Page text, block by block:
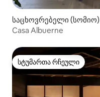
საცხოვრებელი (სომიო)
Casa Albuerne
სტუმართა რჩეული
სტუმართა რჩეული